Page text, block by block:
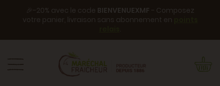
🎉-20% avec le code BIENVENUEXMF - Composez
votre panier, livraison sans abonnement en
.